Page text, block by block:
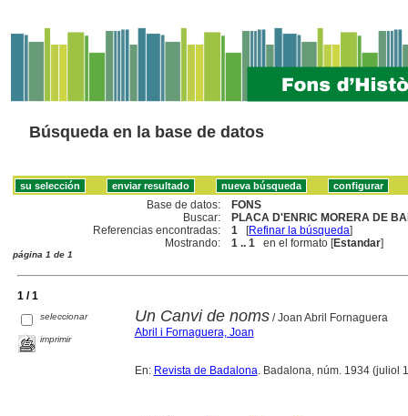
Búsqueda en la base de datos
Base de datos:
FONS
Buscar:
PLACA D'ENRIC MORERA DE
Referencias encontradas:
1 [Refinar la búsqueda]
Mostrando:
1 .. 1 en el formato [Estandar]
página 1 de 1
1 / 1
seleccionar
imprimir
Un Canvi de noms/ Joan Abril Fornaguera
Abril i Fornaguera, Joan
En: Revista de Badalona. Badalona, núm. 1934 (juliol